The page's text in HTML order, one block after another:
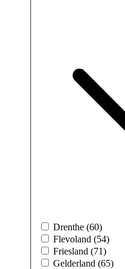
Drenthe (60)
Flevoland (54)
Friesland (71)
Gelderland (65)